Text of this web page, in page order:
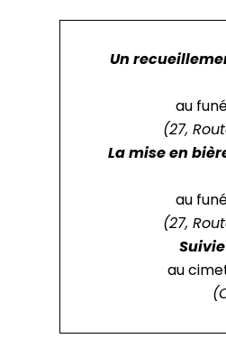
Un
au
(27,
La mise en
au
(27,
au